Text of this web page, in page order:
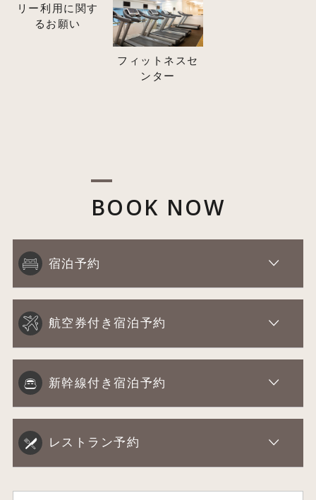
リー利用に関す
るお願い
フィットネスセ
ンター
BOOK NOW
宿泊予約
航空券付き宿泊予約
新幹線付き宿泊予約
レストラン予約